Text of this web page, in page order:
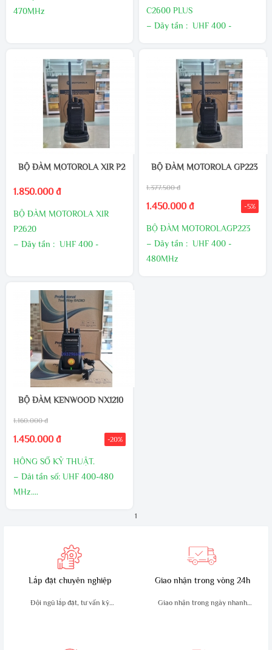
470MHz
MUA SỐ LƯỢNG NHIỀU
KHUYẾN MÃI
LIÊN HỆ TRỰC TIẾP ĐỂ
ĐƯỢC HƯỞNG NHIỀU ƯU
C2600 PLUS
– Dãy tần : UHF 400 -
– Công suất phát : 14W mang
lại âm thanh to rõ.
MUA SỐ LƯỢNG NHIỀU
KHUYẾN MÃI
LIÊN HỆ TRỰC TIẾP ĐỂ
ĐƯỢC HƯỞNG NHIỀU ƯU
ĐÃI
BỘ ĐÀM MOTOROLA XIR P2620
1.850.000 đ
BỘ ĐÀM MOTOROLA XIR
P2620
– Dãy tần : UHF 400 -
– Công suất phát : 18W mang
lại âm thanh to rõ.
MUA SỐ LƯỢNG NHIỀU
KHUYẾN MÃI
LIÊN HỆ TRỰC TIẾP ĐỂ
ĐƯỢC HƯỞNG NHIỀU ƯU
BỘ ĐÀM MOTOROLA GP223
1.377.500 đ
1.450.000 đ -5%
BỘ ĐÀM MOTOROLAGP223
– Dãy tần : UHF 400 -
480MHz
BỘ ĐÀM KENWOOD NX1210
1.160.000 đ
1.450.000 đ -20%
HÔNG SỐ KỸ THUẬT.
– Dải tần số: UHF 400-480
MHz.
– Điện áp hoạt động : 7,4V.
– Pin : Li-on (5800 mAh) cho
thời gian sử dụng liên tục 10 ~
1
Lắp đặt chuyên nghiệp
Đội ngũ lắp đặt, tư vấn kỹ
Giao nhận trong vòng 24h
Giao nhận trong ngày nhanh